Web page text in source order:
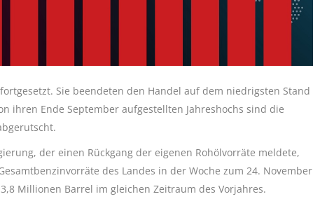
Sie beendeten den Handel auf dem niedrigsten Stand
ihren Ende September aufgestellten Jahreshochs sind die
der einen Rückgang der eigenen Rohölvorräte meldete,
des Landes in der Woche zum 24. November
Millionen Barrel im gleichen Zeitraum des Vorjahres.